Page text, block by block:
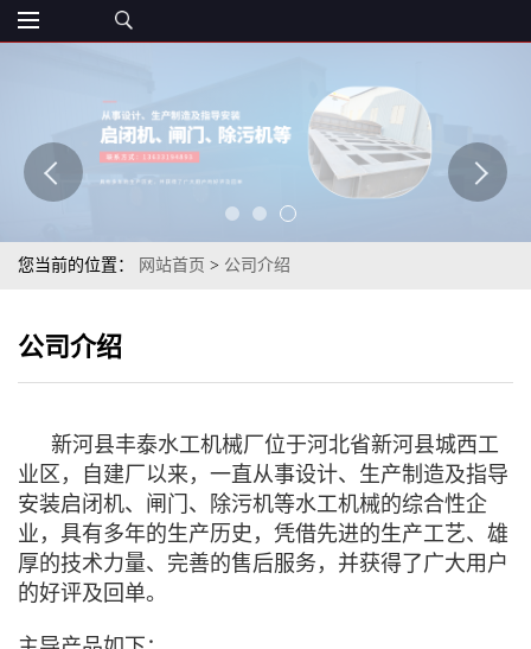
您当前的位置： 网站首页 > 公司介绍
公司介绍
新河县丰泰水工机械厂位于河北省新河县城西工
业区，自建厂以来，一直从事设计、生产制造及指导
安装启闭机、闸门、除污机等水工机械的综合性企
业，具有多年的生产历史，凭借先进的生产工艺、雄
厚的技术力量、完善的售后服务，并获得了广大用户
的好评及回单。